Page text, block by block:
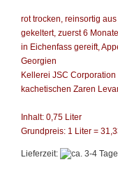
rot trocken, reinsortig
gekeltert, zuerst 6
in Eichenfass gereift,
Georgien
Kellerei JSC Corporation
kachetischen Zaren
Inhalt: 0,75 Liter
Grundpreis: 1 Liter =
Lieferzeit: